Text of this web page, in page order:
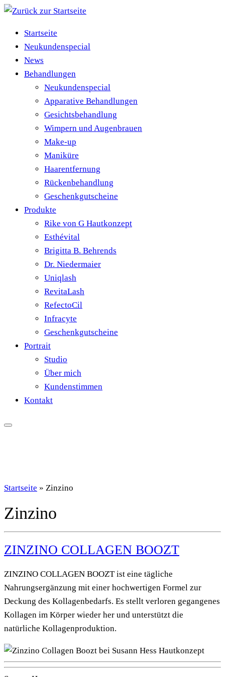
Zum
springenStartseite
Neukundenspecial
News
Behandlungen
Neukundenspecial
Apparative Behandlungen
Gesichtsbehandlung
Wimpern und Augenbrauen
Make-up
Maniküre
Haarentfernung
Rückenbehandlung
Geschenkgutscheine
Produkte
Rike von G Hautkonzept
Esthévital
Brigitta B. Behrends
Dr. Niedermaier
Uniqlash
RevitaLash
RefectoCil
Infracyte
Geschenkgutscheine
Portrait
Studio
Über mich
Kundenstimmen
Kontakt
Startseite » Zinzino
Zinzino
ZINZINO COLLAGEN BOOZT
ZINZINO COLLAGEN BOOZT ist eine tägliche
Nahrungsergänzung mit einer hochwertigen Formel zur
Deckung des Kollagenbedarfs. Es stellt verloren gegangenes
Kollagen im Körper wieder her und unterstützt die
natürliche Kollagenproduktion.